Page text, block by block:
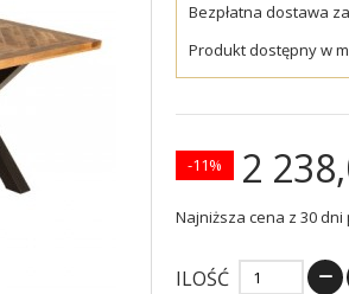
Bezpłatna dostawa
Produkt dostępny w
2
-11%
Najniższa cena z 30 dni
ILOŚĆ